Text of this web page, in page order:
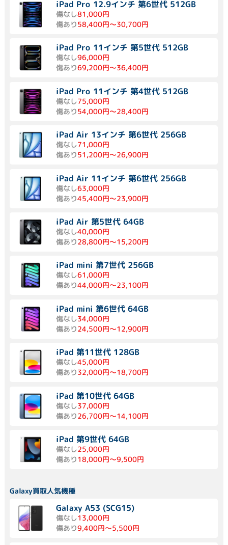
iPad Pro 12.9インチ 第6世代 512GB
傷なし81,000円
傷あり58,400円～30,700円
iPad Pro 11インチ 第5世代 512GB
傷なし96,000円
傷あり69,200円～36,400円
iPad Pro 11インチ 第4世代 512GB
傷なし75,000円
傷あり54,000円～28,400円
iPad Air 13インチ 第6世代 256GB
傷なし71,000円
傷あり51,200円～26,900円
iPad Air 11インチ 第6世代 256GB
傷なし63,000円
傷あり45,400円～23,900円
iPad Air 第5世代 64GB
傷なし40,000円
傷あり28,800円～15,200円
iPad mini 第7世代 256GB
傷なし61,000円
傷あり44,000円～23,100円
iPad mini 第6世代 64GB
傷なし34,000円
傷あり24,500円～12,900円
iPad 第11世代 128GB
傷なし45,000円
傷あり32,000円～18,700円
iPad 第10世代 64GB
傷なし37,000円
傷あり26,700円～14,100円
iPad 第9世代 64GB
傷なし25,000円
傷あり18,000円～9,500円
Galaxy買取人気機種
Galaxy A53 (SCG15)
傷なし13,000円
傷あり9,400円～5,500円